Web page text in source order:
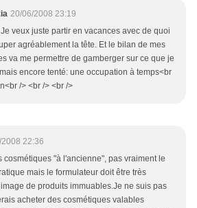
20/06/2008 23:19
veux juste partir en vacances avec de quoi
agréablement la tête. Et le bilan de mes
va me permettre de gamberger sur ce que je
encore tenté: une occupation à temps<br
/> <br /> <br />
22:36
cosmétiques "à l'ancienne", pas vraiment le
mais le formulateur doit être très
de produits immuables.Je ne suis pas
acheter des cosmétiques valables